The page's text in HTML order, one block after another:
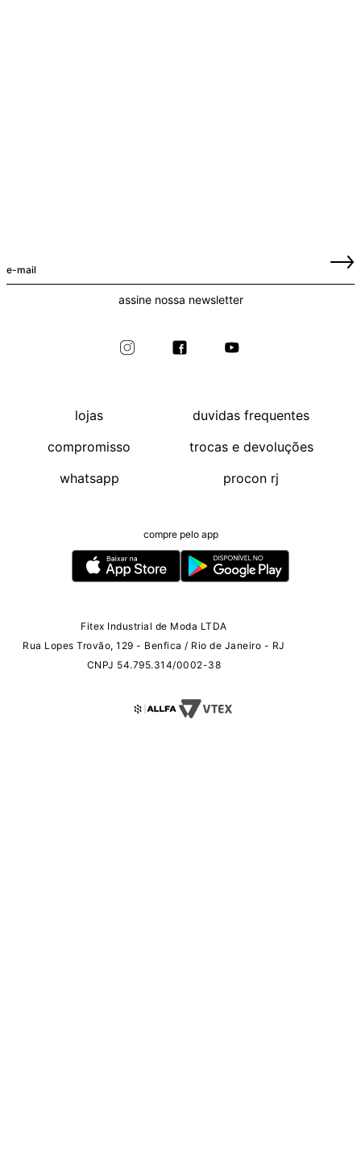
assine nossa newsletter
lojas
compromisso
whatsapp
duvidas frequentes
trocas e devoluções
procon rj
compre pelo app
Fitex Industrial de Moda LTDA
Rua Lopes Trovão, 129 - Benfica / Rio de Janeiro - RJ
CNPJ 54.795.314/0002-38